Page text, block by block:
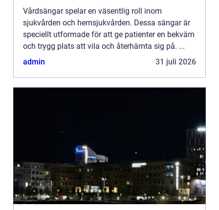
Vårdsängar spelar en väsentlig roll inom
sjukvården och hemsjukvården. Dessa sängar är
speciellt utformade för att ge patienter en bekväm
och trygg plats att vila och återhämta sig på. ...
admin
31 juli 2026